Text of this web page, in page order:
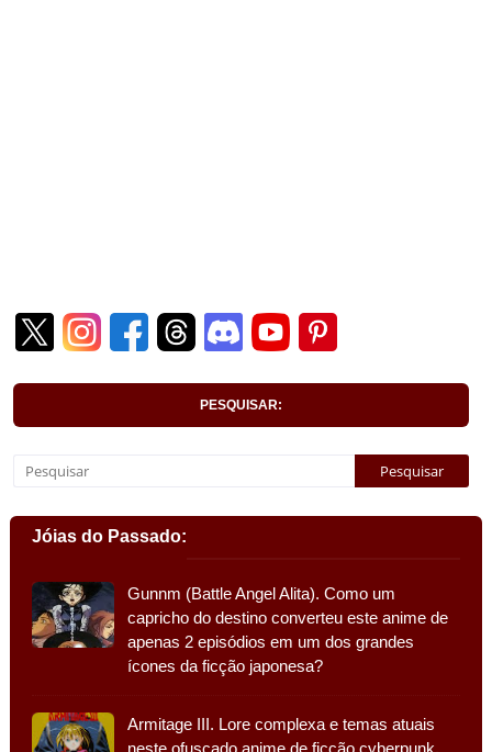
PESQUISAR:
Jóias do Passado:
Gunnm (Battle Angel Alita). Como um
capricho do destino converteu este anime de
apenas 2 episódios em um dos grandes
ícones da ficção japonesa?
Armitage III. Lore complexa e temas atuais
neste ofuscado anime de ficção cyberpunk.